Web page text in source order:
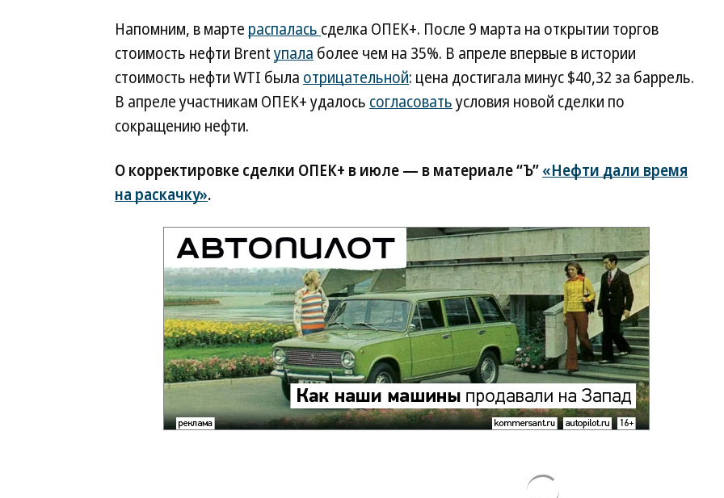
Напомним, в марте распалась сделка ОПЕК+. После 9 марта на открытии торгов
стоимость нефти Brentупала более чем на 35%. В апреле впервые в истории
стоимость нефти WTI была отрицательной: цена достигала минус $40,32 за баррель.
В апреле участникам ОПЕК+ удалось согласоватьусловия новой сделки по
сокращению нефти.
О корректировке сделки ОПЕК+ в июле — в материале “Ъ”«Нефти дали время
на раскачку».